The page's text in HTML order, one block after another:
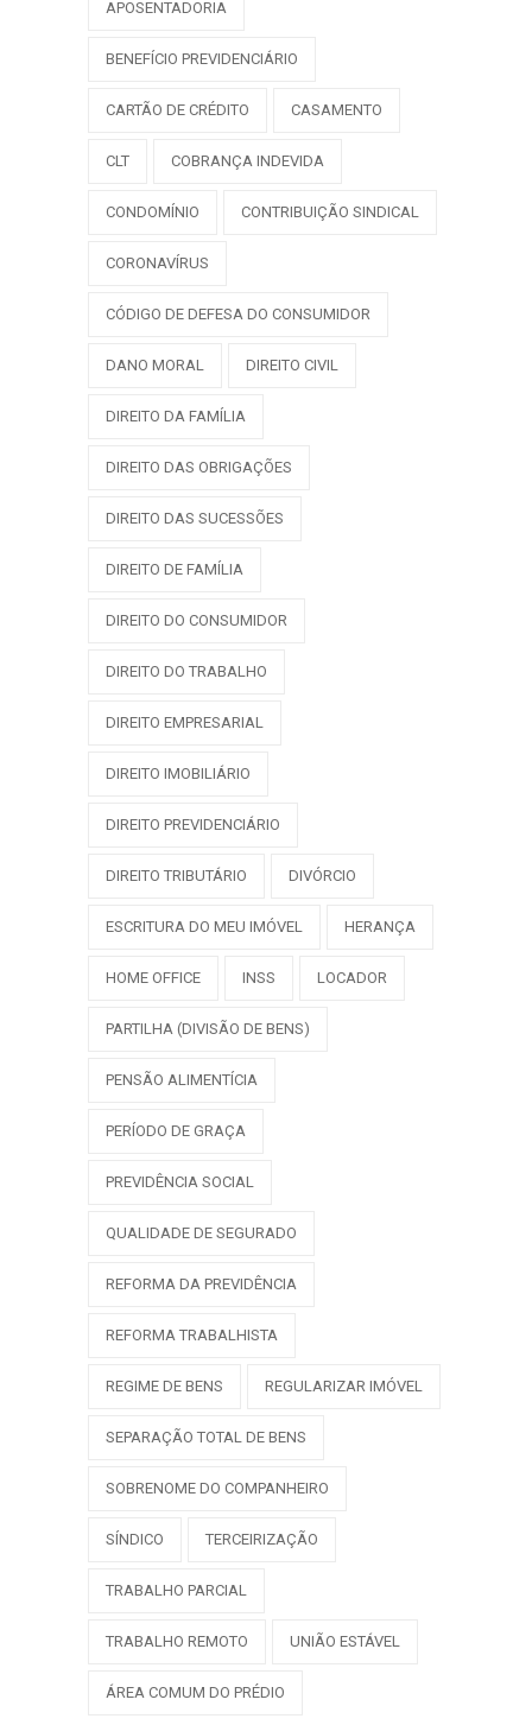
APOSENTADORIA
BENEFÍCIO PREVIDENCIÁRIO
CARTÃO DE CRÉDITO CASAMENTO
CLT COBRANÇA INDEVIDA
CONDOMÍNIO CONTRIBUIÇÃO SINDICAL
CORONAVÍRUS
CÓDIGO DE DEFESA DO CONSUMIDOR
DANO MORAL DIREITO CIVIL
DIREITO DA FAMÍLIA
DIREITO DAS OBRIGAÇÕES
DIREITO DAS SUCESSÕES
DIREITO DE FAMÍLIA
DIREITO DO CONSUMIDOR
DIREITO DO TRABALHO
DIREITO EMPRESARIAL
DIREITO IMOBILIÁRIO
DIREITO PREVIDENCIÁRIO
DIREITO TRIBUTÁRIO DIVÓRCIO
ESCRITURA DO MEU IMÓVEL HERANÇA
HOME OFFICE INSS LOCADOR
PARTILHA (DIVISÃO DE BENS)
PENSÃO ALIMENTÍCIA
PERÍODO DE GRAÇA
PREVIDÊNCIA SOCIAL
QUALIDADE DE SEGURADO
REFORMA DA PREVIDÊNCIA
REFORMA TRABALHISTA
REGIME DE BENS REGULARIZAR IMÓVEL
SEPARAÇÃO TOTAL DE BENS
SOBRENOME DO COMPANHEIRO
SÍNDICO TERCEIRIZAÇÃO
TRABALHO PARCIAL
TRABALHO REMOTO UNIÃO ESTÁVEL
ÁREA COMUM DO PRÉDIO